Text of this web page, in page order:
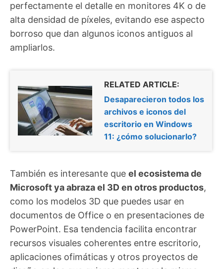
perfectamente el detalle en monitores 4K o de
alta densidad de píxeles, evitando ese aspecto
borroso que dan algunos iconos antiguos al
ampliarlos.
RELATED ARTICLE:
Desaparecieron todos los
archivos e iconos del
escritorio en Windows
11: ¿cómo solucionarlo?
También es interesante que el ecosistema de
Microsoft ya abraza el 3D en otros productos,
como los modelos 3D que puedes usar en
documentos de Office o en presentaciones de
PowerPoint. Esa tendencia facilita encontrar
recursos visuales coherentes entre escritorio,
aplicaciones ofimáticas y otros proyectos de